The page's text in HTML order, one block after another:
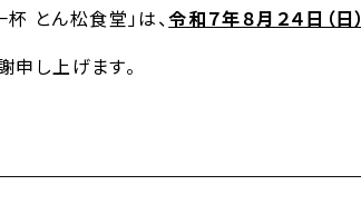
とん松食堂」は、令和７年８月２４日（日）
申し上げます。